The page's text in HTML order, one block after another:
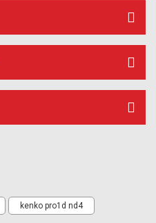
kenko pro1d nd4